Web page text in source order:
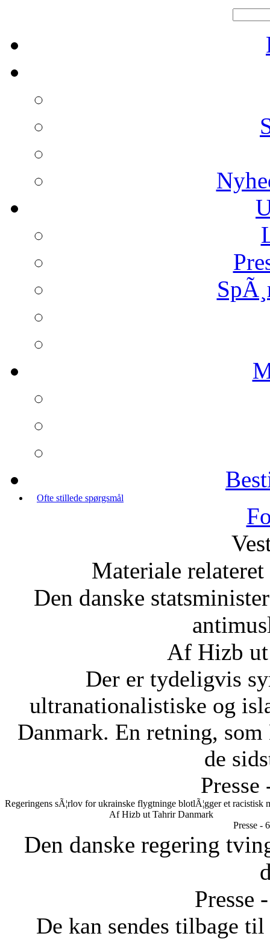
Ofte stillede spørgsmål
Materiale
Den danske
Af Hizb
Der er tydeligvis
ultranationalistiske og
Danmark. En retning,
de
Regeringens sÃ¦rlov for ukrainske flygtninge blotlÃ¦gger et racistisk
Af Hizb ut Tahrir Danmark
Presse -
Den danske regering
Presse
De kan sendes tilbage